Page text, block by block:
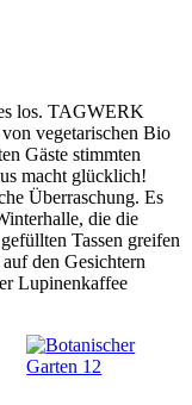
los. TAGWERK
vegetarischen Bio
Gäste stimmten
macht glücklich!
Überraschung. Es
die die
Tassen greifen
den Gesichtern
Lupinenkaffee